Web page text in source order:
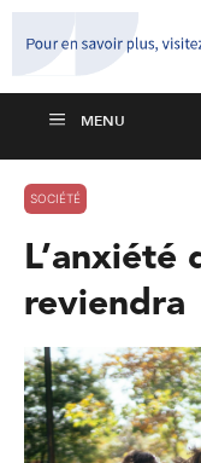
SOCIÉTÉ
reviendra